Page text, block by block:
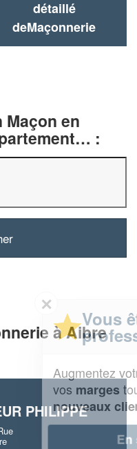
détaillé
deMaçonnerie
Maçon en
:
à Aibre
PHILIPPE
?
chiffre d'affaireset
en gagnant de
!
plus